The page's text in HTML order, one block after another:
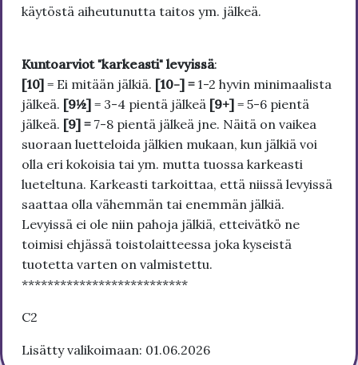
käytöstä aiheutunutta taitos ym. jälkeä.
Kuntoarviot "karkeasti" levyissä:
[10] = Ei mitään jälkiä. [10-] = 1-2 hyvin minimaalista
jälkeä. [9½] = 3-4 pientä jälkeä [9+] = 5-6 pientä
jälkeä. [9] = 7-8 pientä jälkeä jne. Näitä on vaikea
suoraan luetteloida jälkien mukaan, kun jälkiä voi
olla eri kokoisia tai ym. mutta tuossa karkeasti
lueteltuna. Karkeasti tarkoittaa, että niissä levyissä
saattaa olla vähemmän tai enemmän jälkiä.
Levyissä ei ole niin pahoja jälkiä, etteivätkö ne
toimisi ehjässä toistolaitteessa joka kyseistä
tuotetta varten on valmistettu.
**************************
C2
Lisätty valikoimaan: 01.06.2026